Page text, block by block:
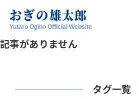
おぎの雄太郎
Yutaro Ogino Official Website
記事がありません
タグ一覧